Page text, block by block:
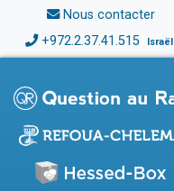
Nous contacter
+972.2.37.41.515 Israël